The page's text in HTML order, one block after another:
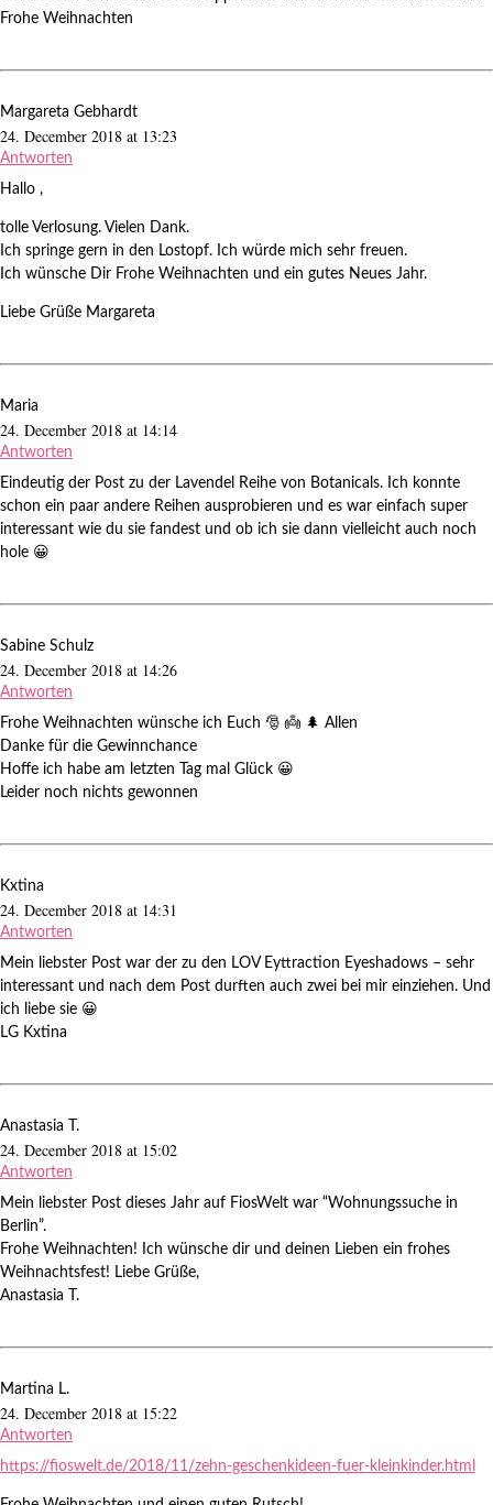
Frohe Weihnachten
Margareta Gebhardt
24. December 2018 at 13:23
Antworten
Hallo ,
tolle Verlosung. Vielen Dank.
Ich springe gern in den Lostopf. Ich würde mich sehr freuen.
Ich wünsche Dir Frohe Weihnachten und ein gutes Neues Jahr.
Liebe Grüße Margareta
Maria
24. December 2018 at 14:14
Antworten
Eindeutig der Post zu der Lavendel Reihe von Botanicals. Ich konnte
schon ein paar andere Reihen ausprobieren und es war einfach super
interessant wie du sie fandest und ob ich sie dann vielleicht auch noch
hole 😀
Sabine Schulz
24. December 2018 at 14:26
Antworten
Frohe Weihnachten wünsche ich Euch 🎅 👼 🌲 Allen
Danke für die Gewinnchance
Hoffe ich habe am letzten Tag mal Glück 😀
Leider noch nichts gewonnen
Kxtina
24. December 2018 at 14:31
Antworten
Mein liebster Post war der zu den LOV Eyttraction Eyeshadows – sehr
interessant und nach dem Post durften auch zwei bei mir einziehen. Und
ich liebe sie 😀
LG Kxtina
Anastasia T.
24. December 2018 at 15:02
Antworten
Mein liebster Post dieses Jahr auf FiosWelt war “Wohnungssuche in
Berlin”.
Frohe Weihnachten! Ich wünsche dir und deinen Lieben ein frohes
Weihnachtsfest! Liebe Grüße,
Anastasia T.
Martina L.
24. December 2018 at 15:22
Antworten
https://fioswelt.de/2018/11/zehn-geschenkideen-fuer-kleinkinder.html